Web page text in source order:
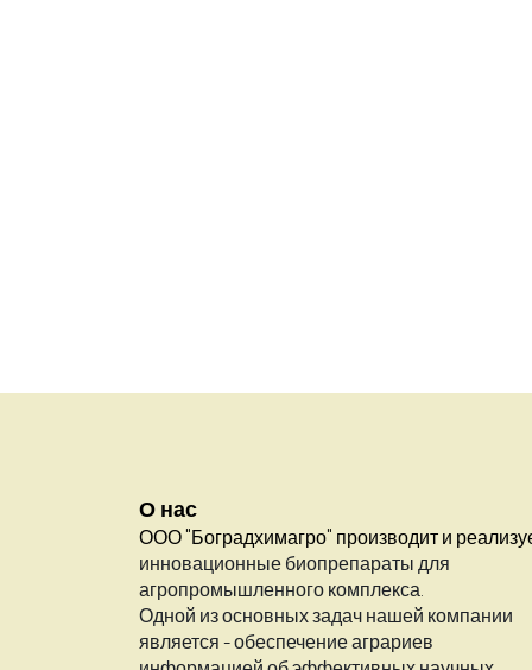
О нас
ООО "Боградхимагро" производит и
инновационные биопрепараты для
агропромышленного комплекса.
Одной из основных задач нашей компании
является - обеспечение аграриев